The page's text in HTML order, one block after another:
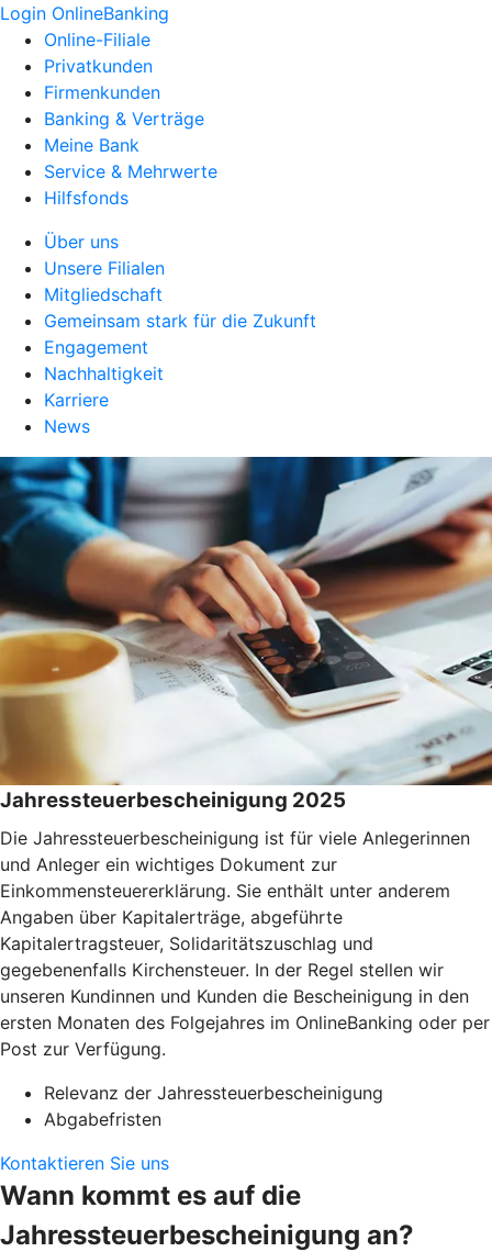
Login OnlineBanking
Online-Filiale
Privatkunden
Firmenkunden
Banking & Verträge
Meine Bank
Service & Mehrwerte
Hilfsfonds
Über uns
Unsere Filialen
Mitgliedschaft
Gemeinsam stark für die Zukunft
Engagement
Nachhaltigkeit
Karriere
News
Jahressteuerbescheinigung 2025
Die Jahressteuerbescheinigung ist für viele Anlegerinnen
und Anleger ein wichtiges Dokument zur
Einkommensteuererklärung. Sie enthält unter anderem
Angaben über Kapitalerträge, abgeführte
Kapitalertragsteuer, Solidaritätszuschlag und
gegebenenfalls Kirchensteuer. In der Regel stellen wir
unseren Kundinnen und Kunden die Bescheinigung in den
ersten Monaten des Folgejahres im OnlineBanking oder per
Post zur Verfügung.
Relevanz der Jahressteuerbescheinigung
Abgabefristen
Kontaktieren Sie uns
Wann kommt es auf die
Jahressteuerbescheinigung an?